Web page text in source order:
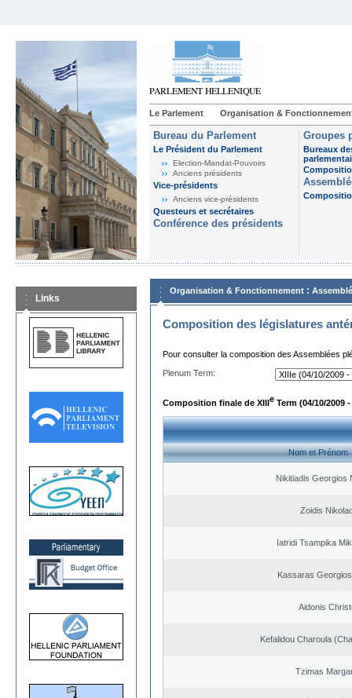
Le Parlement Organisation &
Bureau du Parlement
Le Président du Parlement
Election-Mandat-Pouvoirs
Anciens présidents
Vice-présidents
Anciens vice-présidents
Questeurs et secrétaires
Conférence des présidents
Groupes
Bureaux
Links
Organisation & Fonctionnement :
Composition des législatures
Pour consulter la composition des Assemblées
Plenum Term:
Composition finale de XIIIe Term (04/10/2009 -
Nom et Prénom
Nikitiadis Georgios
Zoidis
Iatridi Tsampika
Kassaras
Aidonis
Kefalidou Charoula
Tzimas